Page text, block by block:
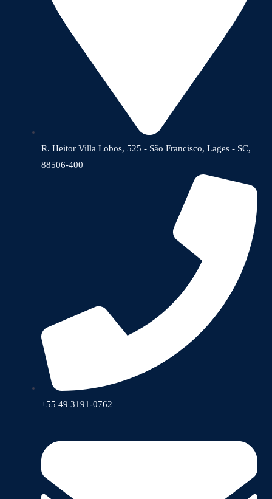
R. Heitor Villa Lobos, 525 - São Francisco, Lages - SC,
88506-400
+55 49 3191-0762